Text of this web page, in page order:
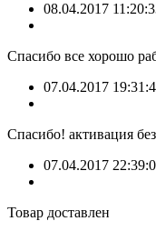
08.04.2017
Спасибо все хорошо
07.04.2017
Спасибо! активация
07.04.2017
Товар доставлен